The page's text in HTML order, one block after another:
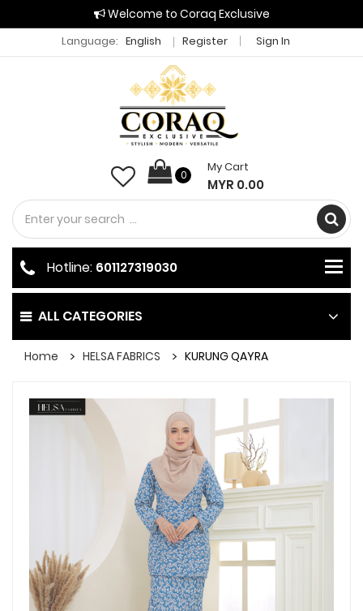
Welcome to Coraq Exclusive
Language: English Register Sign In
0
My Cart
MYR 0.00
ALL CATEGORIES
Hotline: 601127319030
Home HELSA FABRICS KURUNG QAYRA